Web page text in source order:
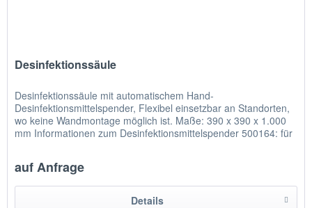
Desinfektionssäule
Desinfektionssäule mit automatischem Hand-
Desinfektionsmittelspender, Flexibel einsetzbar an Standorten,
wo keine Wandmontage möglich ist. Maße: 390 x 390 x 1.000
mm Informationen zum Desinfektionsmittelspender 500164: für
auf Anfrage
Details